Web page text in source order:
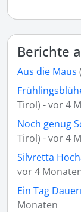
Berichte
Aus die Maus
Tirol) - vor 4
Noch genug
Tirol) - vor 4
Silvretta
vor 4
Ein Tag
Monaten